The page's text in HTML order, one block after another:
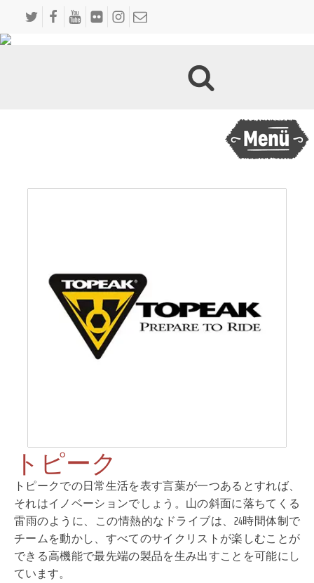
トピーク
トピークでの日常生活を表す言葉が一つあるとすれば、
それはイノベーションでしょう。山の斜面に落ちてくる
雷雨のように、この情熱的なドライブは、24時間体制で
チームを動かし、すべてのサイクリストが楽しむことが
できる高機能で最先端の製品を生み出すことを可能にし
ています。